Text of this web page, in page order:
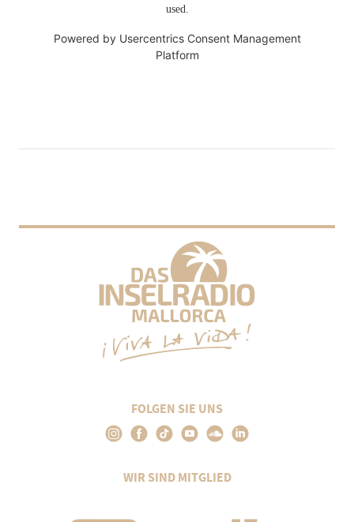
used.
Powered by Usercentrics Consent Management
Platform
FOLGEN SIE UNS
WIR SIND MITGLIED